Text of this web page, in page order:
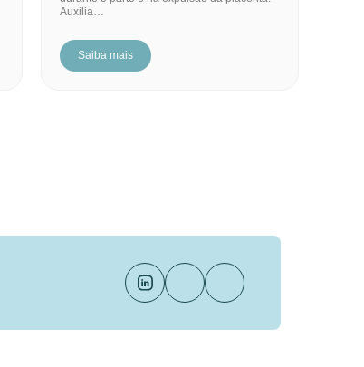
Auxilia…
Saiba mais